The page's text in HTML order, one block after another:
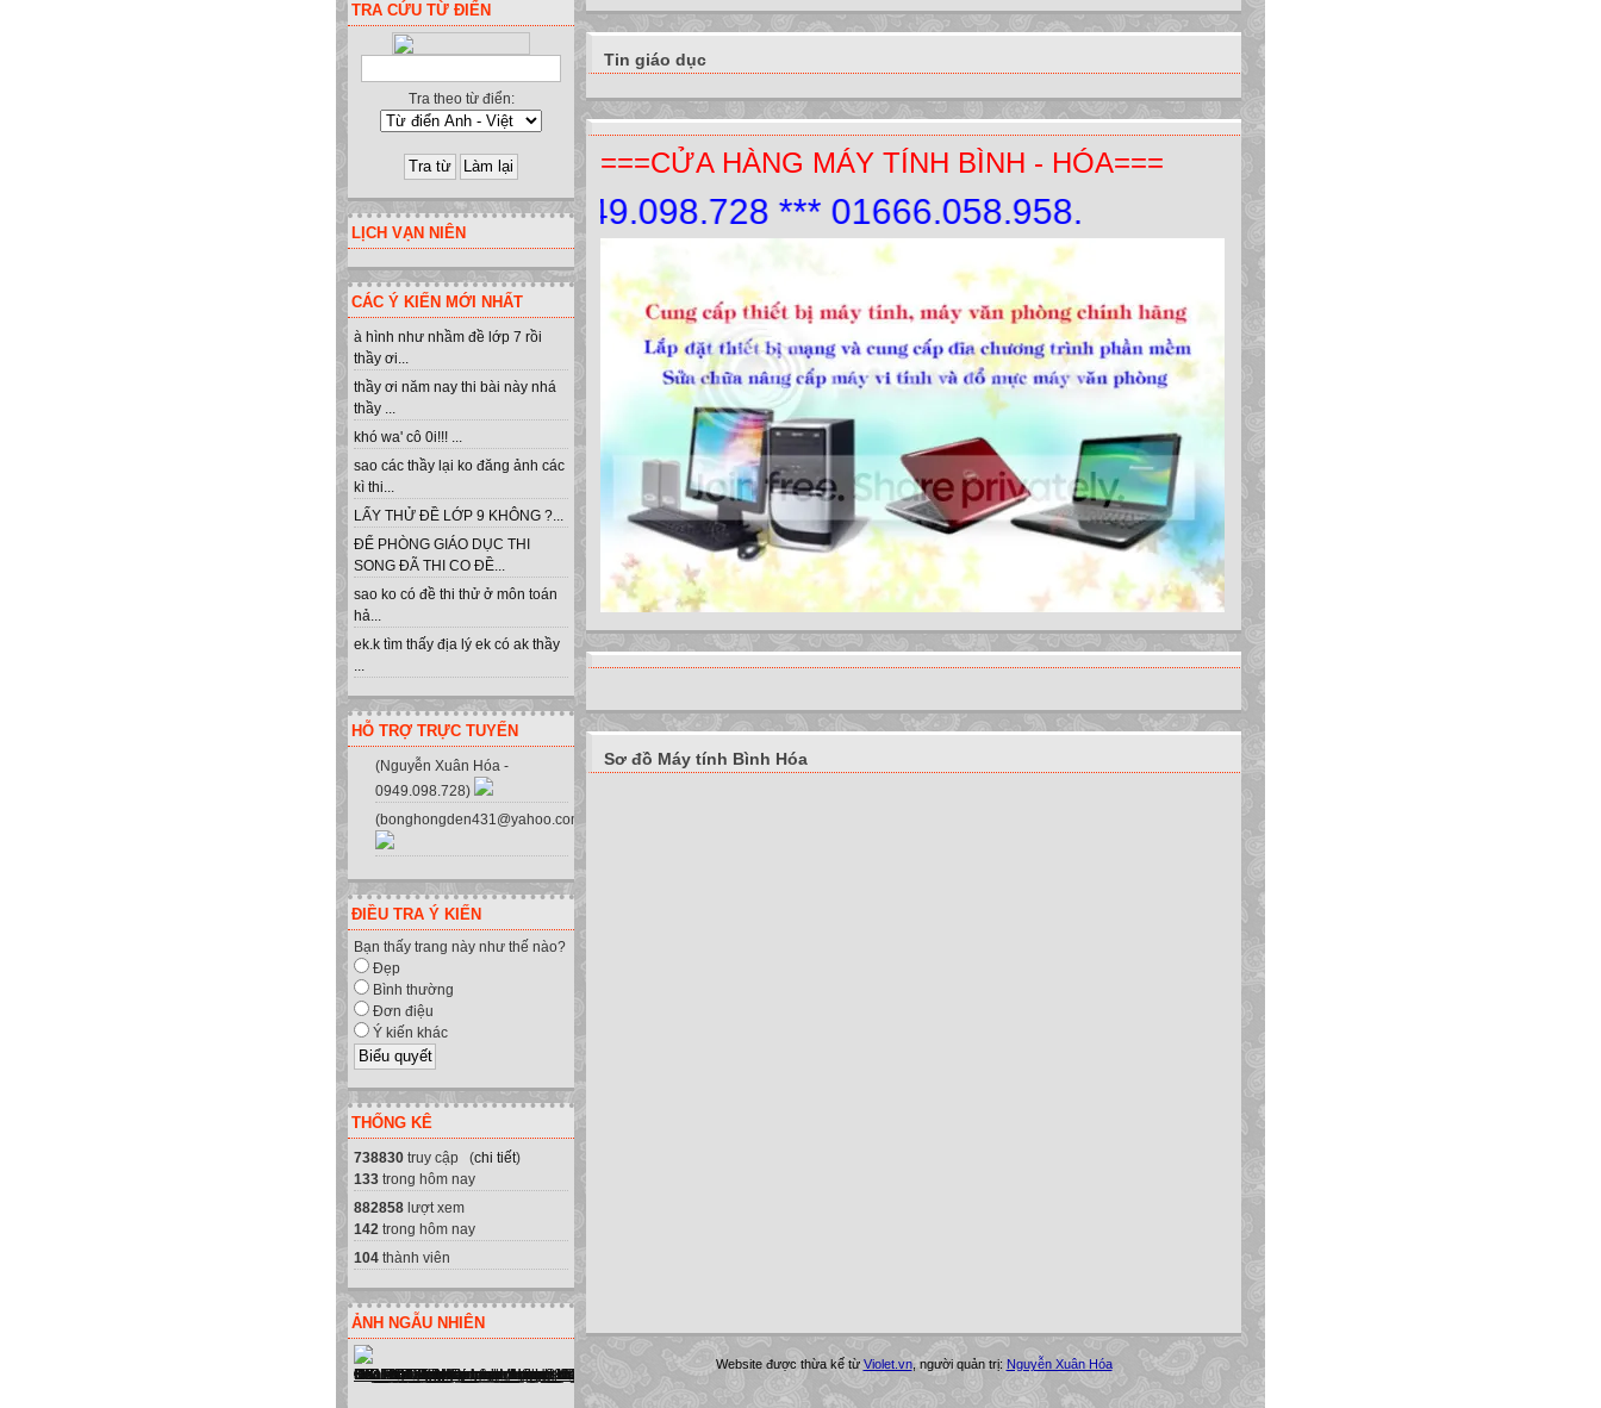
TRA CỨU TỪ ĐIỂN
Tra theo từ điển:
LỊCH VẠN NIÊN
CÁC Ý KIẾN MỚI NHẤT
à hình như nhầm đề lớp 7 rồi
thầy ơi...
thầy ơi năm nay thi bài này nhá
thầy ...
khó wa' cô 0i!!! ...
sao các thầy lại ko đăng ảnh các
kì thi...
LẤY THỬ ĐỀ LỚP 9 KHÔNG ?...
ĐỂ PHÒNG GIÁO DỤC THI
SONG ĐÃ THI CO ĐỀ...
sao ko có đề thi thử ở môn toán
hả...
ek.k tìm thấy địa lý ek có ak thầy
...
HỖ TRỢ TRỰC TUYẾN
(Nguyễn Xuân Hóa -
0949.098.728)
(bonghongden431@yahoo.com.vn)
ĐIỀU TRA Ý KIẾN
Bạn thấy trang này như thế nào?
Đẹp
Bình thường
Đơn điệu
Ý kiến khác
THỐNG KÊ
738830 truy cập (chi tiết)
133 trong hôm nay
882858 lượt xem
142 trong hôm nay
104 thành viên
ẢNH NGẪU NHIÊN
Tin giáo dục
===CỬA HÀNG MÁY TÍNH BÌNH - HÓA===
- Yên Minh - Hà Giang. ĐT:0949.098.728 *** 01666.058.958.
Sơ đồ Máy tính Bình Hóa
Website được thừa kế từ Violet.vn, người quản trị: Nguyễn Xuân Hóa